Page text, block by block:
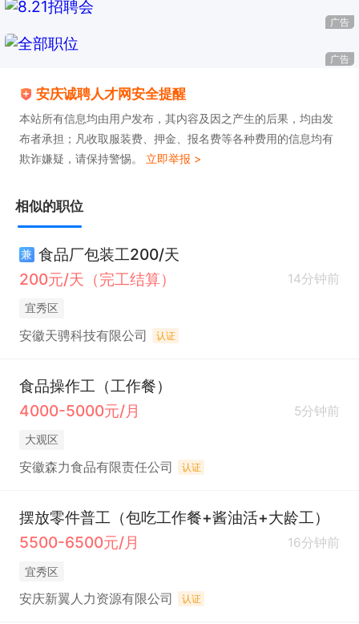
注意⚠打卡不满60天工资同工同酬，离职提前15天提
交离职单
广告
广告
安庆诚聘人才网安全提醒
本站所有信息均由用户发布，其内容及因之产生的后果，均由发
布者承担；凡收取服装费、押金、报名费等各种费用的信息均有
欺诈嫌疑，请保持警惕。 立即举报 >
相似的职位
兼 食品厂包装工200/天
200元/天（完工结算）
14分钟前
宜秀区
安徽天骋科技有限公司 认证
食品操作工（工作餐）
4000-5000元/月
5分钟前
大观区
安徽森力食品有限责任公司 认证
摆放零件普工（包吃工作餐+酱油活+大龄工）
5500-6500元/月
16分钟前
宜秀区
安庆新翼人力资源有限公司 认证